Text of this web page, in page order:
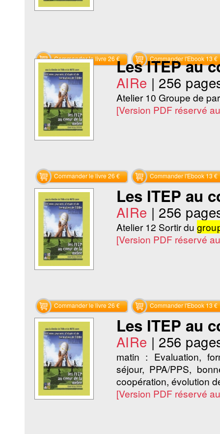
Commander le livre 26 € Commander l'Ebook 13 €
Les ITEP au
AIRe | 256
Atelier 10 Groupe de
[Version PDF réservé
Commander le livre 26 € Commander l'Ebook 13 €
Les ITEP au
AIRe | 256
Atelier 12 Sortir du
[Version PDF réservé
Commander le livre 26 € Commander l'Ebook 13 €
Les ITEP au
AIRe | 256
matin : Evaluation,
séjour, PPA/PPS,
coopération, évolution
[Version PDF réservé